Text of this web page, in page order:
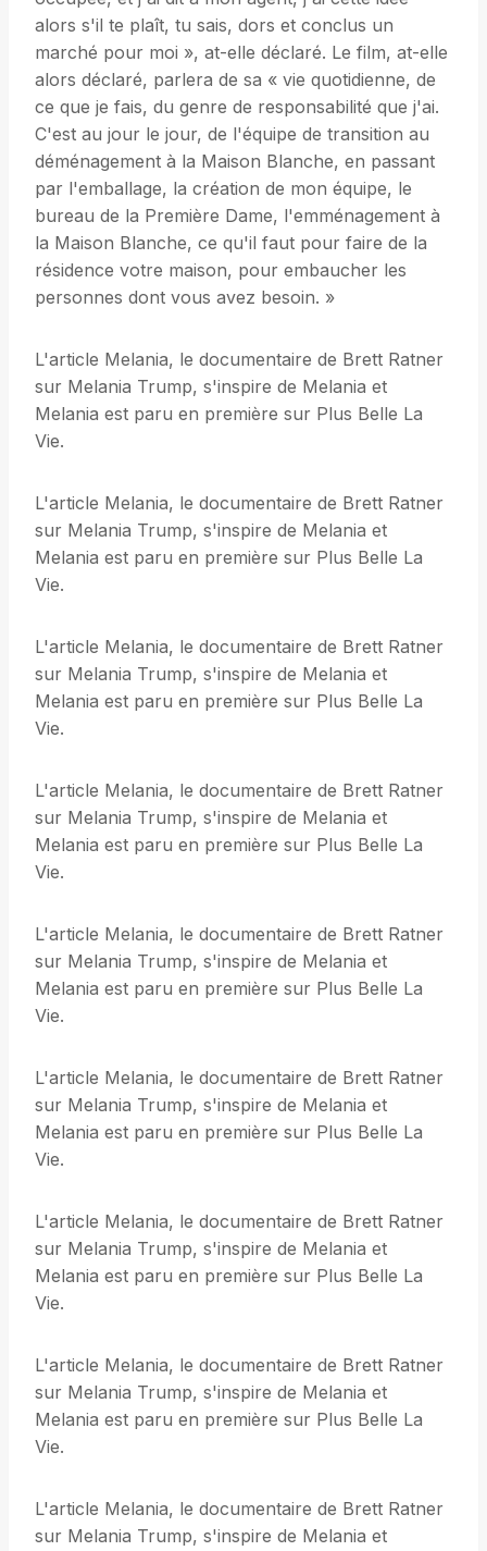
alors s'il te plaît, tu sais, dors et conclus un
marché pour moi », at-elle déclaré. Le film, at-elle
alors déclaré, parlera de sa « vie quotidienne, de
ce que je fais, du genre de responsabilité que j'ai.
C'est au jour le jour, de l'équipe de transition au
déménagement à la Maison Blanche, en passant
par l'emballage, la création de mon équipe, le
bureau de la Première Dame, l'emménagement à
la Maison Blanche, ce qu'il faut pour faire de la
résidence votre maison, pour embaucher les
personnes dont vous avez besoin. »
L'article Melania, le documentaire de Brett Ratner
sur Melania Trump, s'inspire de Melania et
Melania est paru en première sur Plus Belle La
Vie.
L'article Melania, le documentaire de Brett Ratner
sur Melania Trump, s'inspire de Melania et
Melania est paru en première sur Plus Belle La
Vie.
L'article Melania, le documentaire de Brett Ratner
sur Melania Trump, s'inspire de Melania et
Melania est paru en première sur Plus Belle La
Vie.
L'article Melania, le documentaire de Brett Ratner
sur Melania Trump, s'inspire de Melania et
Melania est paru en première sur Plus Belle La
Vie.
L'article Melania, le documentaire de Brett Ratner
sur Melania Trump, s'inspire de Melania et
Melania est paru en première sur Plus Belle La
Vie.
L'article Melania, le documentaire de Brett Ratner
sur Melania Trump, s'inspire de Melania et
Melania est paru en première sur Plus Belle La
Vie.
L'article Melania, le documentaire de Brett Ratner
sur Melania Trump, s'inspire de Melania et
Melania est paru en première sur Plus Belle La
Vie.
L'article Melania, le documentaire de Brett Ratner
sur Melania Trump, s'inspire de Melania et
Melania est paru en première sur Plus Belle La
Vie.
L'article Melania, le documentaire de Brett Ratner
sur Melania Trump, s'inspire de Melania et